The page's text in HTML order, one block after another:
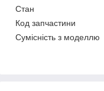
Стан
Код запчастини
Сумісність з моделлю